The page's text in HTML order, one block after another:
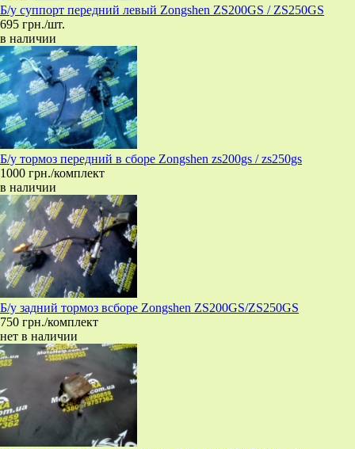
Б/у суппорт передний левый Zongshen ZS200GS / ZS250GS
695 грн./шт.
в наличии
Б/у тормоз передний в сборе Zongshen zs200gs / zs250gs
1000 грн./комплект
в наличии
Б/у задний тормоз всборе Zongshen ZS200GS/ZS250GS
750 грн./комплект
нет в наличии